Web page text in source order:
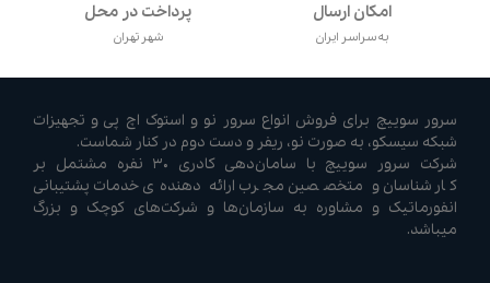
امکان ارسال
به سراسر ایران
پرداخت در محل
شهر تهران
سرور سوییچ برای فروش انواع سرور نو و استوک اچ پی و تجهیزات
شبکه سیسکو، به صورت نو، ریفر و دست دوم در کنار شماست.
شرکت سرور سوییچ با سامان‌دهی کادری ۳۰ نفره مشتمل بر
کارشناسان و متخصصین مجرب ارائه دهنده‌ی خدمات پشتیبانی
انفورماتیک و مشاوره به سازمان‌ها و شرکت‌های کوچک و بزرگ
میباشد.